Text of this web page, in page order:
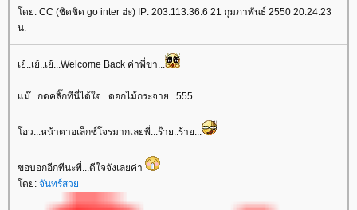
โดย: CC (ชิดชิด go inter ฮ่ะ) IP: 203.113.36.6 21 กุมภาพันธ์ 2550 20:24:23
น.
เย้..เย้..เย้...Welcome Back ค่าพี่ขา...
แม๊...กดคลิ๊กทีนี่ได้ใจ...ดอกไม้กระจาย...555
โอว...หน้าตาอเล็กซ์โจรมากเลยพี่...ร๊าย..ร้าย...
ขอบอกอีกทีนะพี่...ดีใจจังเลยค่า
โดย: จันทร์สวย